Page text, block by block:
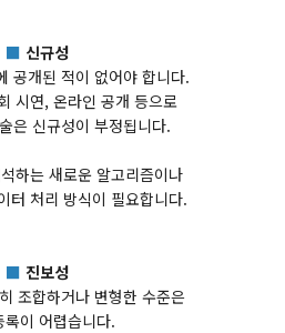
■ 신규성
공개된 적이 없어야 합니다.
시연, 온라인 공개 등으로
은 신규성이 부정됩니다.
하는 새로운 알고리즘이나
터 처리 방식이 필요합니다.
■ 진보성
조합하거나 변형한 수준은
록이 어렵습니다.